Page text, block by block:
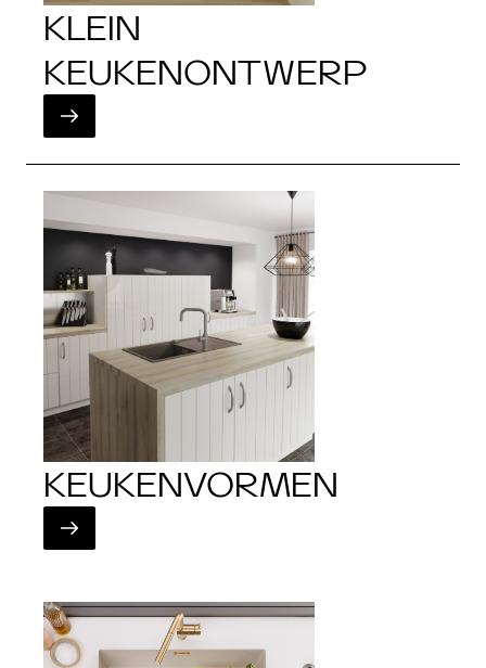
KLEIN
KEUKENONTWERP
KEUKENVORMEN